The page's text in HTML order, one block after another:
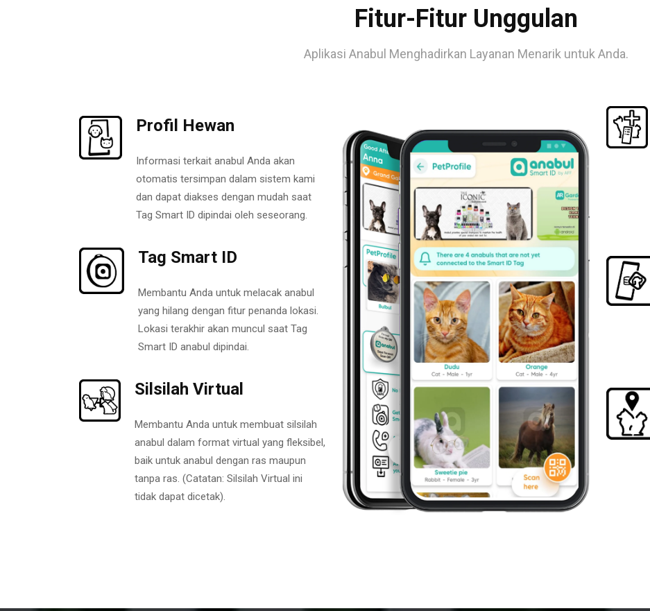
Fitur-Fitur Unggulan
Aplikasi Anabul Menghadirkan Layanan Menarik untuk Anda.
Profil Hewan
Informasi terkait anabul Anda akan
otomatis tersimpan dalam sistem kami
dan dapat diakses dengan mudah saat
Tag Smart ID dipindai oleh seseorang.
Tag Smart ID
Membantu Anda untuk melacak anabul
yang hilang dengan fitur penanda lokasi.
Lokasi terakhir akan muncul saat Tag
Smart ID anabul dipindai.
Silsilah Virtual
Membantu Anda untuk membuat silsilah
anabul dalam format virtual yang fleksibel,
baik untuk anabul dengan ras maupun
tanpa ras. (Catatan: Silsilah Virtual ini
tidak dapat dicetak).